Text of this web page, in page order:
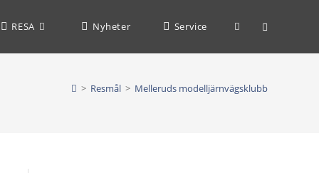
RESA Nyheter Service Slå
> Resmål > Melleruds modelljärnvägsklubb